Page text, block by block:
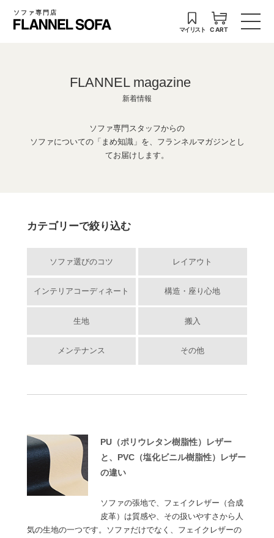
ソファ専門店
マイリスト CART
FLANNEL magazine
新着情報
ソファ専門スタッフからの
ソファについての「まめ知識」を、フランネルマガジンとし
てお届けします。
カテゴリーで絞り込む
ソファ選びのコツ レイアウト
インテリアコーディネート 構造・座り心地
生地 搬入
メンテナンス その他
PU（ポリウレタン樹脂性）レザー
と、PVC（塩化ビニル樹脂性）レザー
の違い
ソファの張地で、フェイクレザー（合成
皮革）は質感や、その扱いやすさから人
気の生地の一つです。ソファだけでなく、フェイクレザーの